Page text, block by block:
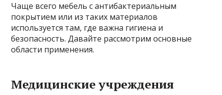
Чаще всего мебель с антибактериальным
покрытием или из таких материалов
используется там, где важна гигиена и
безопасность. Давайте рассмотрим основные
области применения.
Медицинские учреждения